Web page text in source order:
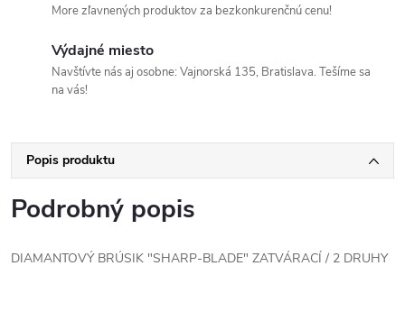
More zľavnených produktov za bezkonkurenčnú cenu!
Výdajné miesto
Navštívte nás aj osobne: Vajnorská 135, Bratislava. Tešíme sa
na vás!
Popis produktu
Podrobný popis
DIAMANTOVÝ BRÚSIK "SHARP-BLADE" ZATVÁRACÍ / 2 DRUHY